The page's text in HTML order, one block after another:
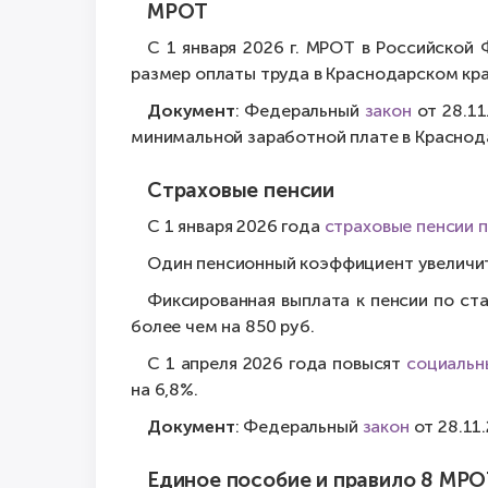
МРОТ
С 1 января 2026 г. МРОТ в Российской
размер оплаты труда в Краснодарском
Документ: Федеральный закон от
минимальной заработной плате в
Страховые пенсии
С 1 января 2026 года страховые пенсии
Один пенсионный коэффициент
Фиксированная выплата к пенсии по
более чем на 850 руб.
С 1 апреля 2026 года повысят
на 6,8%.
Документ: Федеральный закон от
Единое пособие и правило 8